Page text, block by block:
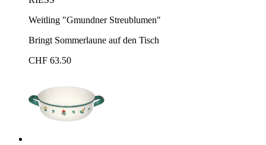
Weitling "Gmundner Streublumen"
Bringt Sommerlaune auf den Tisch
CHF 63.50